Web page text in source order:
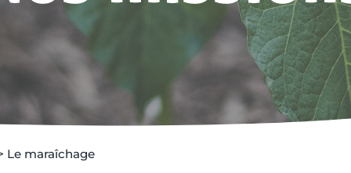
Le maraîchage